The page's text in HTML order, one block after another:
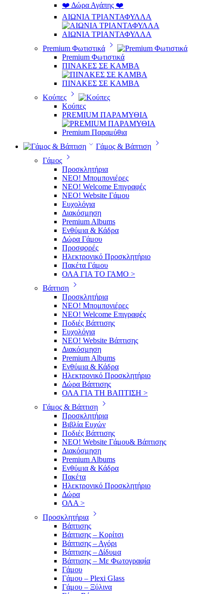
❤️ Δώρα Αγάπης ❤️
ΑΙΩΝΙΑ ΤΡΙΑΝΤΑΦΥΛΛΑ
ΑΙΩΝΙΑ ΤΡΙΑΝΤΑΦΥΛΛΑ
Premium Φωτιστικά
Premium Φωτιστικά
ΠΙΝΑΚΕΣ ΣΕ ΚΑΜΒΑ
ΠΙΝΑΚΕΣ ΣΕ ΚΑΜΒΑ
Κούπες
Κούπες
PREMIUM ΠΑΡΑΜΥΘΙΑ
Premium Παραμύθια
Γάμος & Βάπτιση
Γάμος
Προσκλητήρια
ΝΕΟ! Μπομπονιέρες
NEO! Welcome Επιγραφές
ΝΕΟ! Website Γάμου
Ευχολόγια
Διακόσμηση
Premium Albums
Ενθύμια & Κάδρα
Δώρα Γάμου
Προσφορές
Ηλεκτρονικό Προσκλητήριο
Πακέτα Γάμου
ΟΛΑ ΓΙΑ ΤΟ ΓΑΜΟ >
Βάπτιση
Προσκλητήρια
ΝΕΟ! Μπομπονιέρες
NEO! Welcome Επιγραφές
Ποδιές Βάπτισης
Ευχολόγια
ΝΕΟ! Website Βάπτισης
Διακόσμηση
Premium Albums
Ενθύμια & Κάδρα
Ηλεκτρονικό Προσκλητήριο
Δώρα Βάπτισης
ΟΛΑ ΓΙΑ ΤΗ ΒΑΠΤΙΣΗ >
Γάμος & Βάπτιση
Προσκλητήρια
Βιβλία Ευχών
Ποδιές Βάπτισης
ΝΕΟ! Website Γάμου& Βάπτισης
Διακόσμηση
Premium Albums
Ενθύμια & Κάδρα
Πακέτα
Ηλεκτρονικό Προσκλητήριο
Δώρα
ΟΛΑ >
Προσκλητήρια
Βάπτισης
Βάπτισης – Κορίτσι
Βάπτισης – Αγόρι
Βάπτισης – Δίδυμα
Βάπτισης – Με Φωτογραφία
Γάμου
Γάμου – Plexi Glass
Γάμου – Ξύλινα